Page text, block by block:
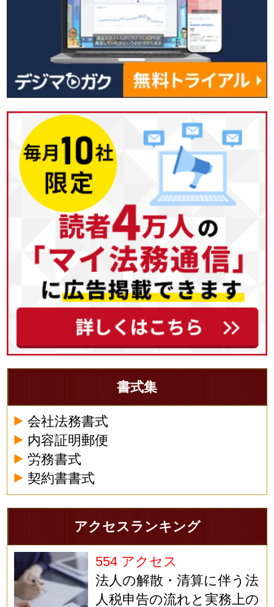
書式集
会社法務書式
内容証明郵便
労務書式
契約書書式
アクセスランキング
554 アクセス
法人の解散・清算に伴う法
人税申告の流れと実務上の